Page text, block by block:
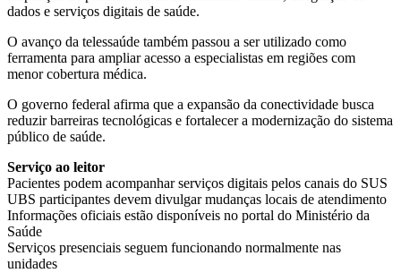
dados e serviços digitais de saúde.
O avanço da telessaúde também passou a ser utilizado como
ferramenta para ampliar acesso a especialistas em regiões com
menor cobertura médica.
O governo federal afirma que a expansão da conectividade busca
reduzir barreiras tecnológicas e fortalecer a modernização do sistema
público de saúde.
Serviço ao leitor
Pacientes podem acompanhar serviços digitais pelos canais do SUS
UBS participantes devem divulgar mudanças locais de atendimento
Informações oficiais estão disponíveis no portal do Ministério da
Saúde
Serviços presenciais seguem funcionando normalmente nas
unidades